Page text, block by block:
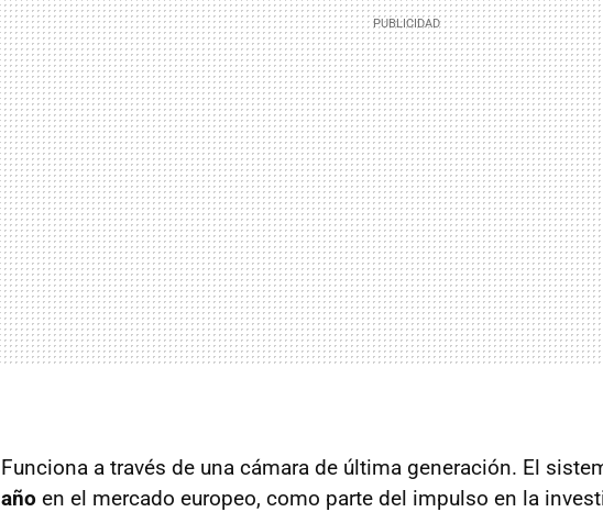
Funciona a través de una cámara de última generación. El
año en el mercado europeo, como parte del impulso en la